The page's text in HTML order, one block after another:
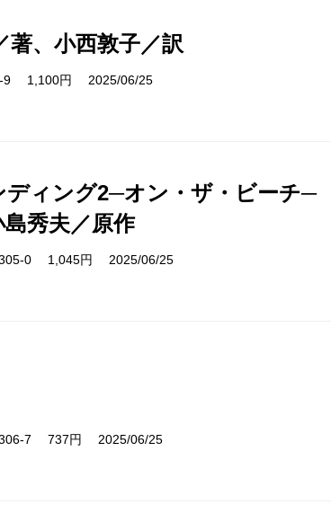
著、小西敦子／訳
9 1,100円 2025/06/25
ディング2─オン・ザ・ビーチ─
秀夫／原作
0 1,045円 2025/06/25
7 737円 2025/06/25